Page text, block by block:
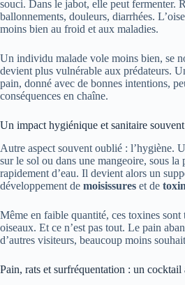
souci. Dans le jabot, elle peut fermenter.
ballonnements, douleurs, diarrhées.
moins bien au froid et aux maladies.
Un individu malade vole moins bien, se
devient plus vulnérable aux prédateurs.
pain, donné avec de bonnes intentions,
conséquences en chaîne.
Un impact hygiénique et sanitaire
Autre aspect souvent oublié : l’hygiène.
sur le sol ou dans une mangeoire, sous la
rapidement d’eau. Il devient alors un
développement de moisissures et de
Même en faible quantité, ces toxines sont
oiseaux. Et ce n’est pas tout. Le pain
d’autres visiteurs, beaucoup moins
Pain, rats et surfréquentation : un cocktail